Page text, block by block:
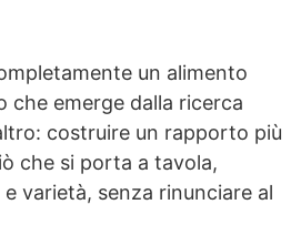
un alimento
che emerge dalla ricerca
costruire un rapporto più
che si porta a tavola,
varietà, senza rinunciare al